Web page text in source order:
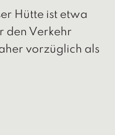
Hütte ist etwa
den Verkehr
vorzüglich als